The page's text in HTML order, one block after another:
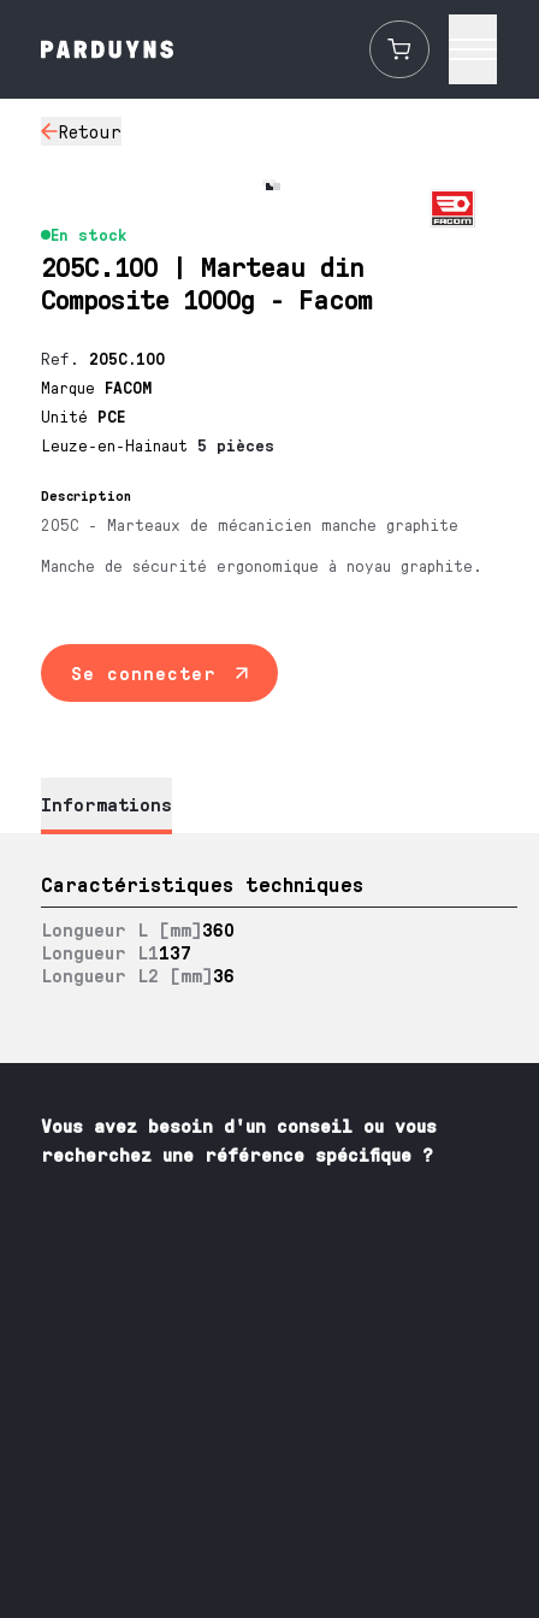
Retour
En stock
205C.100 | Marteau din
Composite 1000g - Facom
Ref. 205C.100
Marque FACOM
Unité PCE
Leuze-en-Hainaut 5 pièces
Description
205C - Marteaux de mécanicien manche graphite
Manche de sécurité ergonomique à noyau graphite.
Se connecter
Informations
Caractéristiques techniques
Longueur L [mm]360
Longueur L1137
Longueur L2 [mm]36
Vous avez besoin d'un conseil ou vous
recherchez une référence spécifique ?